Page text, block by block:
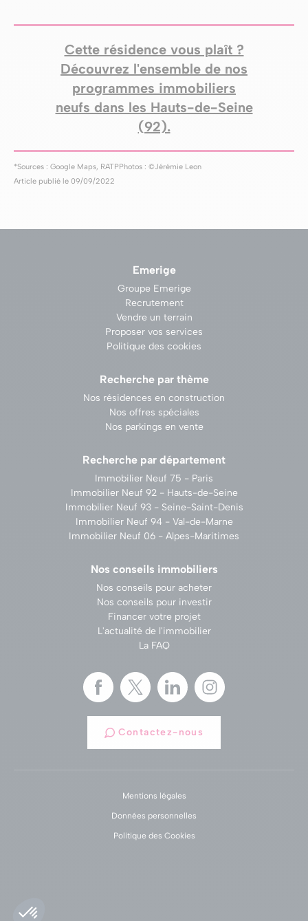
Cette résidence vous plaît ?
Découvrez l'ensemble de nos
programmes immobiliers
neufs dans les Hauts-de-Seine
(92).
*Sources : Google Maps, RATPPhotos : ©Jérémie Leon
Article publié le 09/09/2022
Emerige
Groupe Emerige
Recrutement
Vendre un terrain
Proposer vos services
Politique des cookies
Recherche par thème
Nos résidences en construction
Nos offres spéciales
Nos parkings en vente
Recherche par département
Immobilier Neuf 75 - Paris
Immobilier Neuf 92 - Hauts-de-Seine
Immobilier Neuf 93 - Seine-Saint-Denis
Immobilier Neuf 94 - Val-de-Marne
Immobilier Neuf 06 - Alpes-Maritimes
Nos conseils immobiliers
Nos conseils pour acheter
Nos conseils pour investir
Financer votre projet
L'actualité de l'immobilier
La FAQ
Contactez-nous
Mentions légales
Données personnelles
Politique des Cookies